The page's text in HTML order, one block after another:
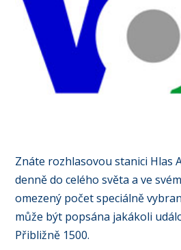
Znáte rozhlasovou stanici Hlas
denně do celého světa a ve
omezený počet speciálně
může být popsána jakákoli
Přibližně 1500.